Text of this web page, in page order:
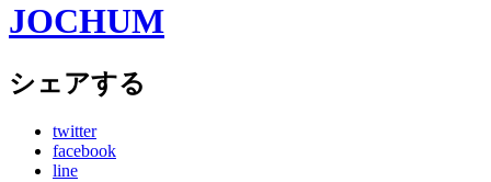
JOCHUM
シェアする
twitter
facebook
line